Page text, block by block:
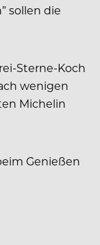
sollen die
Sterne-Koch
wenigen
Michelin
Genießen